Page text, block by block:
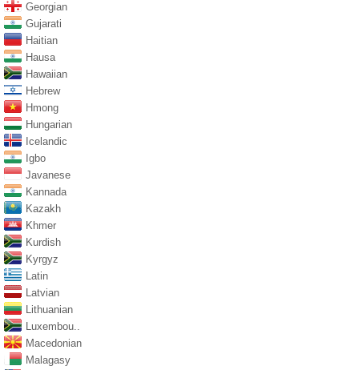
Georgian
Gujarati
Haitian
Hausa
Hawaiian
Hebrew
Hmong
Hungarian
Icelandic
Igbo
Javanese
Kannada
Kazakh
Khmer
Kurdish
Kyrgyz
Latin
Latvian
Lithuanian
Luxembou..
Macedonian
Malagasy